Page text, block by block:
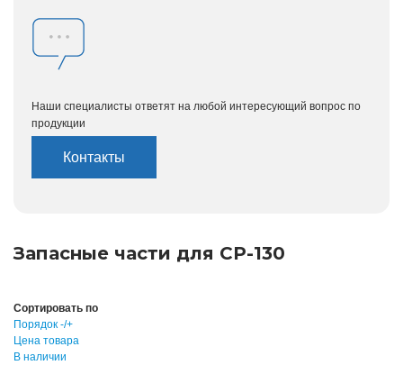
Наши специалисты ответят на любой интересующий вопрос по
продукции
Контакты
Запасные части для CP-130
Сортировать по
Порядок -/+
Цена товара
В наличии